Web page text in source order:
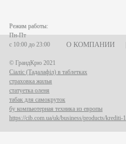
О КОМПАНИИ
Режим работы:
Пн-Пт
с 10:00 до 23:00
© ГрандКрю 2021
Сіаліс (Тадалафіл) в таблетках
страховка жилья
статуетка оленя
табак для самокруток
бу компьютерная техника из европы
https://cib.com.ua/uk/business/products/krediti-1